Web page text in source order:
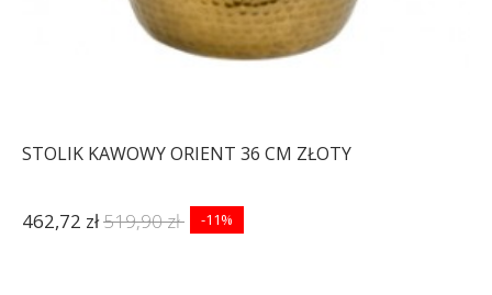
STOLIK KAWOWY ORIENT 36 CM ZŁOTY
462,72 zł519,90 zł -11%